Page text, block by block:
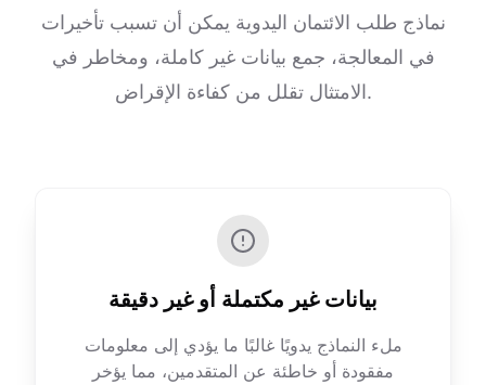
نماذج طلب الائتمان اليدوية يمكن أن تسبب تأخيرات
في المعالجة، جمع بيانات غير كاملة، ومخاطر في
الامتثال تقلل من كفاءة الإقراض.
بيانات غير مكتملة أو غير دقيقة
ملء النماذج يدويًا غالبًا ما يؤدي إلى معلومات
مفقودة أو خاطئة عن المتقدمين، مما يؤخر